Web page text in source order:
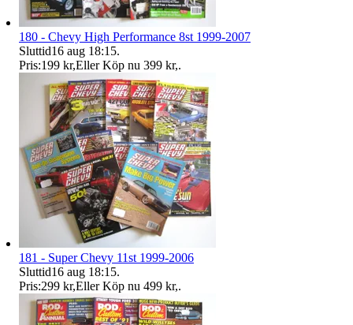
180 - Chevy High Performance 8st 1999-2007
Sluttid16 aug 18:15.
Pris:199 kr,Eller Köp nu 399 kr,.
181 - Super Chevy 11st 1999-2006
Sluttid16 aug 18:15.
Pris:299 kr,Eller Köp nu 499 kr,.